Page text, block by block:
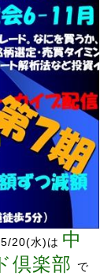
20(水)は 中
倶楽部
で